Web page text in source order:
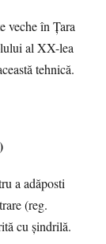
veche în Ţara
al XX-lea
tehnică.
a adăposti
(reg.
cu şindrilă.